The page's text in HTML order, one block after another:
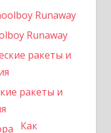
Runaway
ракеты и
Как